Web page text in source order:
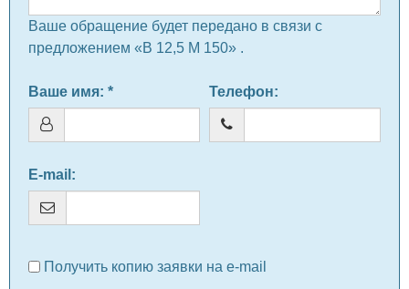
Ваше обращение будет передано в связи с
предложением «В 12,5 М 150» .
Ваше имя: * Телефон:
E-mail :
Получить копию заявки на e-mail